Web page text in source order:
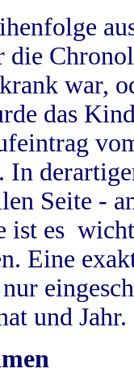
die
war,
das
In
Seite -
ist es
Eine
und Jahr.